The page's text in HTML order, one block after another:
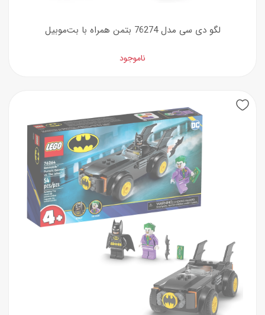
لگو دی سی مدل 76274 بتمن همراه با بت‌موبیل
ناموجود